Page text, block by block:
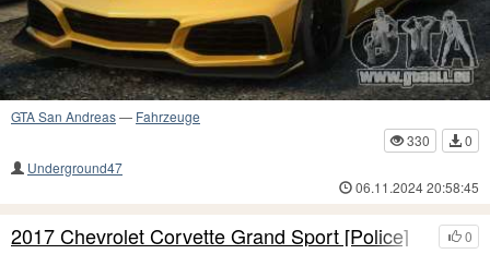
GTA San Andreas— Fahrzeuge
330
0
Underground47
06.11.2024 20:58:45
0
2017 Chevrolet Corvette Grand Sport [Police]